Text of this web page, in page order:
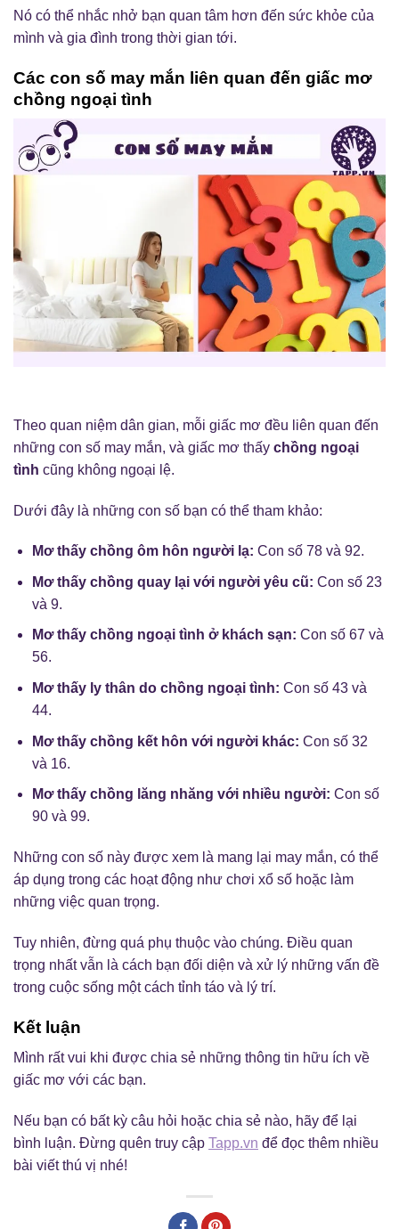
Nó có thể nhắc nhở bạn quan tâm hơn đến sức khỏe của
mình và gia đình trong thời gian tới.
Các con số may mắn liên quan đến giấc mơ
chồng ngoại tình
Theo quan niệm dân gian, mỗi giấc mơ đều liên quan đến
những con số may mắn, và giấc mơ thấy chồng ngoại
tình cũng không ngoại lệ.
Dưới đây là những con số bạn có thể tham khảo:
Mơ thấy chồng ôm hôn người lạ: Con số 78 và 92.
Mơ thấy chồng quay lại với người yêu cũ: Con số 23
và 9.
Mơ thấy chồng ngoại tình ở khách sạn: Con số 67 và
56.
Mơ thấy ly thân do chồng ngoại tình: Con số 43 và
44.
Mơ thấy chồng kết hôn với người khác: Con số 32
và 16.
Mơ thấy chồng lăng nhăng với nhiều người: Con số
90 và 99.
Những con số này được xem là mang lại may mắn, có thể
áp dụng trong các hoạt động như chơi xổ số hoặc làm
những việc quan trọng.
Tuy nhiên, đừng quá phụ thuộc vào chúng. Điều quan
trọng nhất vẫn là cách bạn đối diện và xử lý những vấn đề
trong cuộc sống một cách tỉnh táo và lý trí.
Kết luận
Mình rất vui khi được chia sẻ những thông tin hữu ích về
giấc mơ với các bạn.
Nếu bạn có bất kỳ câu hỏi hoặc chia sẻ nào, hãy để lại
bình luận. Đừng quên truy cập Tapp.vn để đọc thêm nhiều
bài viết thú vị nhé!